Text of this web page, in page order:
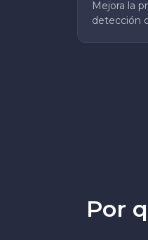
Mejora la
detección
Por